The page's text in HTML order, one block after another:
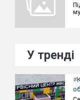
У тренді
#